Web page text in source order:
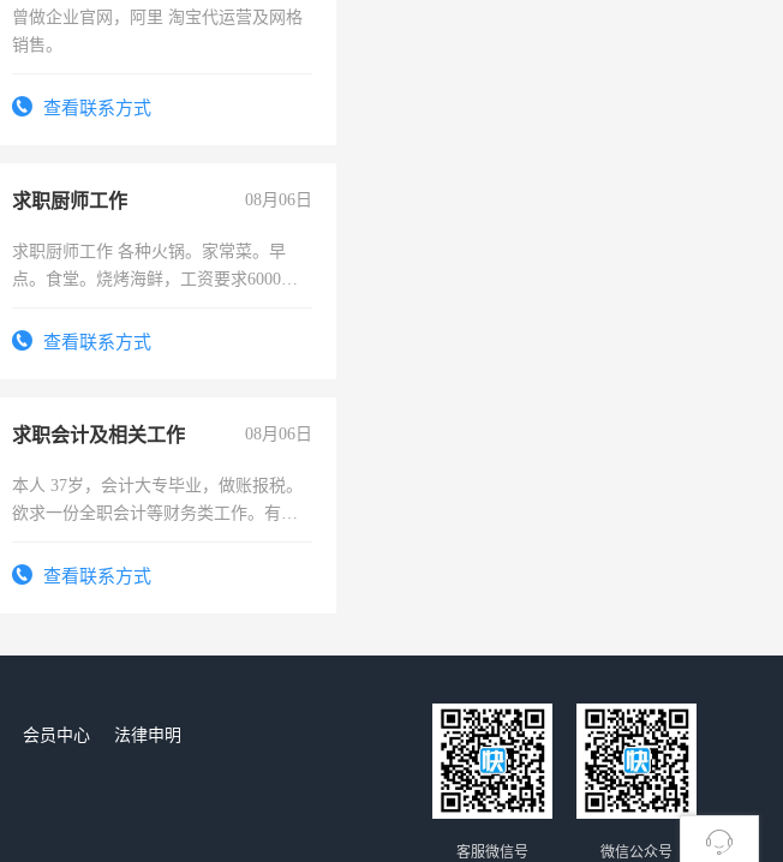
曾做企业官网，阿里 淘宝代运营及网格
销售。
查看联系方式
求职厨师工作 08月06日
求职厨师工作 各种火锅。家常菜。早
点。食堂。烧烤海鲜，工资要求6000以
查看联系方式
求职会计及相关工作 08月06日
本人 37岁，会计大专毕业，做账报税。
欲求一份全职会计等财务类工作。有会
查看联系方式
会员中心
法律申明
微信公众号
客服微信号